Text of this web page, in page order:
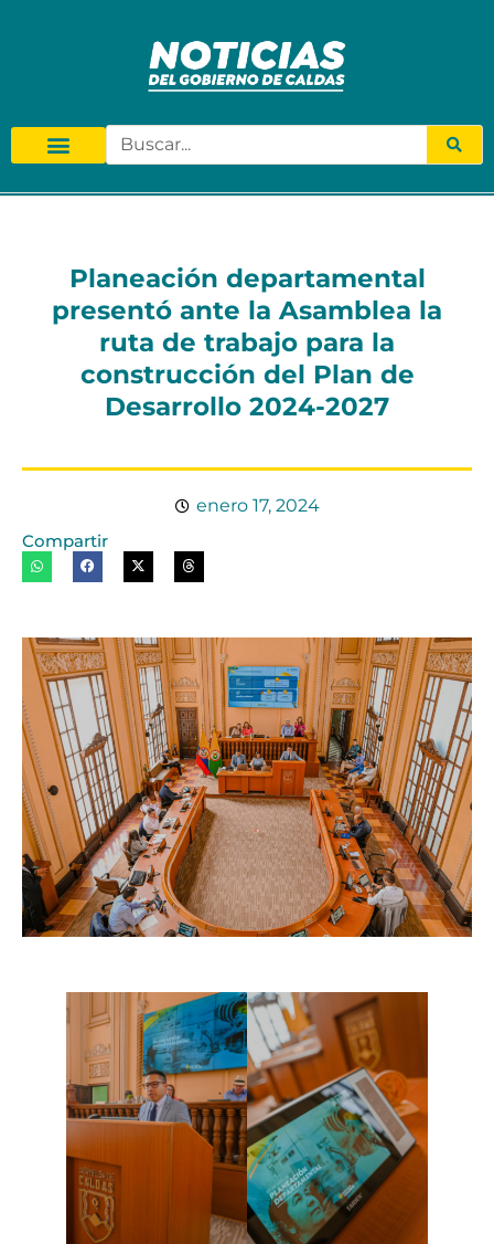
Planeación departamental
presentó ante la Asamblea la
ruta de trabajo para la
construcción del Plan de
Desarrollo 2024-2027
enero 17, 2024
Compartir